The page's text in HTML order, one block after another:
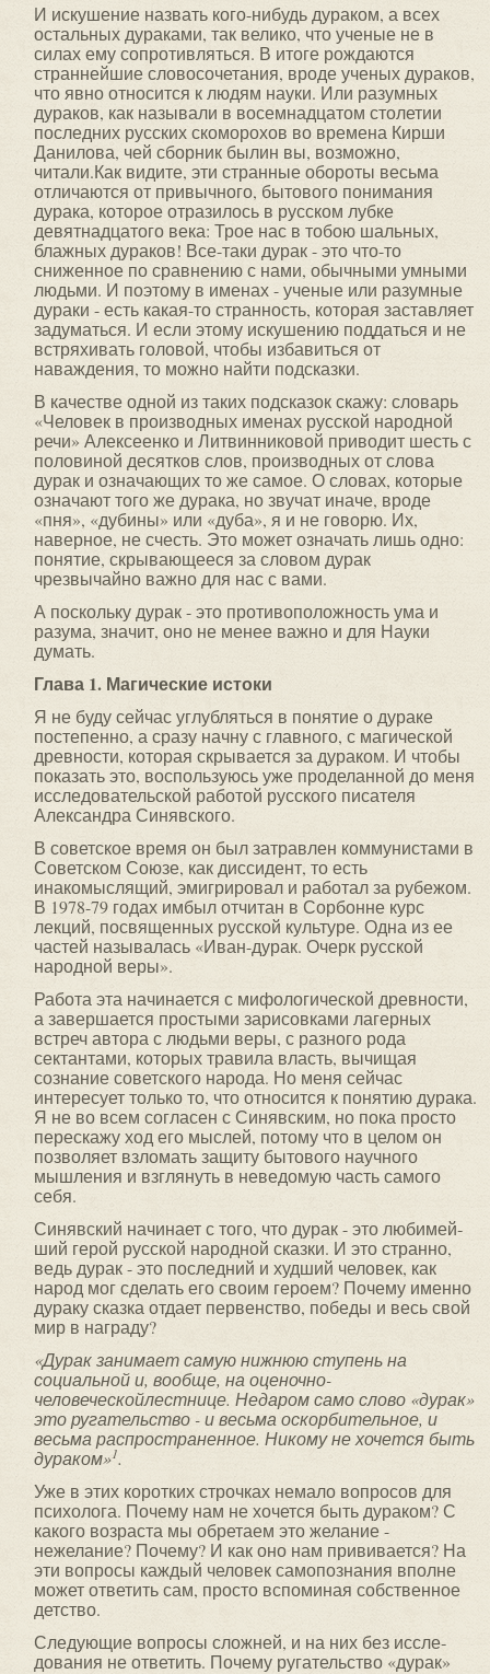
И искушение назвать кого-нибудь дураком, а всех
остальных дураками, так велико, что ученые не в
силах ему сопротивляться. В итоге рождаются
страннейшие словосочетания, вроде ученых дураков,
что явно относится к людям науки. Или разумных
дураков, как называли в восемнадцатом столетии
последних русских скоморохов во времена Кирши
Данилова, чей сборник былин вы, возможно,
читали.Как видите, эти странные обороты весьма
отличаются от привычного, бытового понимания
дурака, которое отразилось в русском лубке
девятнадцатого века: Трое нас в тобою шальных,
блажных дураков! Все-таки дурак - это что-то
сниженное по сравнению с нами, обычными умными
людьми. И поэтому в именах - ученые или разумные
дураки - есть какая-то странность, которая заставляет
задуматься. И если этому искушению поддаться и не
встряхивать головой, чтобы избавиться от
наваждения, то можно найти подсказки.
В качестве одной из таких подсказок скажу: словарь
«Человек в производных именах русской народной
речи» Алексеенко и Литвинниковой приводит шесть с
полови­ной десятков слов, производных от слова
дурак и означа­ющих то же самое. О словах, которые
означают того же дурака, но звучат иначе, вроде
«пня», «дубины» или «дуба», я и не говорю. Их,
наверное, не счесть. Это может означать лишь одно:
понятие, скрывающееся за словом дурак
чрезвычайно важно для нас с вами.
А поскольку дурак - это противоположность ума и
разума, значит, оно не менее важно и для Науки
думать.
Глава 1. Магические истоки
Я не буду сейчас углубляться в понятие о дураке
постепенно, а сразу начну с главного, с магической
древности, которая скрывается за дураком. И чтобы
показать это, воспользуюсь уже проделанной до меня
исследовательской работой русского писателя
Александра Синявского.
В советское время он был затравлен коммунистами в
Советском Союзе, как диссидент, то есть
инакомыслящий, эмигрировал и работал за рубежом.
В 1978-79 годах имбыл отчитан в Сорбонне курс
лекций, посвященных русской культуре. Одна из ее
частей называлась «Иван-дурак. Очерк русской
народной веры».
Работа эта начинается с мифологической древности,
а завершается простыми зарисовками лагерных
встреч автора с людьми веры, с разного рода
сектантами, которых травила власть, вычищая
сознание советского народа. Но меня сейчас
интересует только то, что относится к понятию дурака.
Я не во всем согласен с Синявским, но пока просто
перескажу ход его мыслей, потому что в целом он
позволяет взломать защиту бытового научного
мышления и взглянуть в неведомую часть самого
себя.
Синявский начинает с того, что дурак - это любимей­
ший герой русской народной сказки. И это странно,
ведь дурак - это последний и худший человек, как
народ мог сделать его своим героем? Почему именно
дураку сказка отдает первенство, победы и весь свой
мир в награду?
«Дурак занимает самую нижнюю ступень на
социальной и, вообще, на оценочно-
человеческойлестнице. Недаром само слово «дурак»
это ругательство - и весьма оскорбительное, и
весьма распространенное. Никому не хочется быть
дураком»1.
Уже в этих коротких строчках немало вопросов для
психолога. Почему нам не хочется быть дураком? С
какого возраста мы обретаем это желание -
нежелание? Почему? И как оно нам прививается? На
эти вопросы каждый человек самопознания вполне
может ответить сам, просто вспоминая собственное
детство.
Следующие вопросы сложней, и на них без иссле­
дования не ответить. Почему ругательство «дурак»